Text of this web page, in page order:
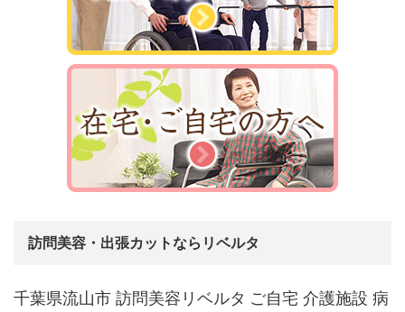
訪問美容・出張カットならリベルタ
千葉県流山市 訪問美容リベルタ ご自宅 介護施設 病